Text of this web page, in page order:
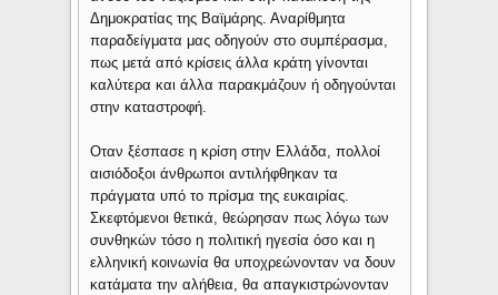
Δημοκρατίας της Βαϊμάρης. Αναρίθμητα
παραδείγματα μας οδηγούν στο συμπέρασμα,
πως μετά από κρίσεις άλλα κράτη γίνονται
καλύτερα και άλλα παρακμάζουν ή οδηγούνται
στην καταστροφή.
Οταν ξέσπασε η κρίση στην Ελλάδα, πολλοί
αισιόδοξοι άνθρωποι αντιλήφθηκαν τα
πράγματα υπό το πρίσμα της ευκαιρίας.
Σκεφτόμενοι θετικά, θεώρησαν πως λόγω των
συνθηκών τόσο η πολιτική ηγεσία όσο και η
ελληνική κοινωνία θα υποχρεώνονταν να δουν
κατάματα την αλήθεια, θα απαγκιστρώνονταν